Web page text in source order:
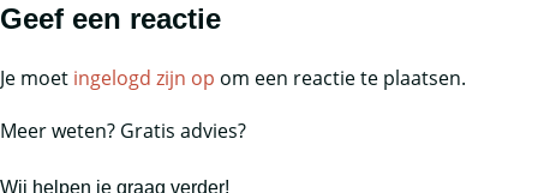
Geef een reactie
Je moet ingelogd zijn op om een reactie te plaatsen.
Meer weten? Gratis advies?
Wij helpen je graag verder!